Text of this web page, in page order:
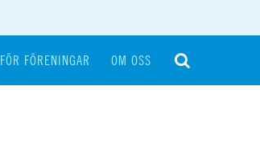
FÖR FÖRENINGAR OM OSS